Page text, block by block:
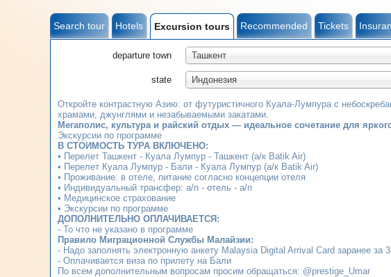
Search tour Hotels Excursion tours Recommended Tickets
departure town Ташкент
state Индонезия
Откройте контрастную Азию: от футуристичного Куала-Лумпура с
храмами, джунглями и незабываемыми закатами.
Мегаполис, культура и райский отдых — идеальное сочетание для
Экскурсии по программе
В СТОИМОСТЬ ТУРА ВКЛЮЧЕНО:
• Перелет Ташкент - Куала Лумпур - Ташкент (а/к Batik Air)
• Перелет Куала Лумпур - Бали - Куала Лумпур (а/к Batik Air)
• Проживание: в отеле, питание согласно концепции отеля
• Индивидуальный трансфер: а/п - отель - а/п
• Медицинское страхование
• Экскурсии по программе
ДОПОЛНИТЕЛЬНО ОПЛАЧИВАЕТСЯ:
- То что не указано в программе
Правило Миграционной Службы Малайзии:
- Надо заполнять электронную анкету Malaysia Digital Arrival Card заранее за
- Оплачивается виза по прилету на Бали
По всем дополнительным вопросам просим обращаться: @prestige_Umar